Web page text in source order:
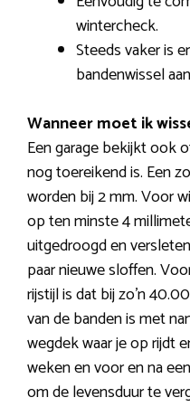
wintercheck.
Steeds vaker is
bandenwissel
Wanneer moet ik
Een garage bekijkt ook
nog toereikend is. Een
worden bij 2 mm. Voor
op ten minste 4
uitgedroogd en
paar nieuwe sloffen.
rijstijl is dat bij zo’n
van de banden is met
wegdek waar je op rijdt
weken en voor en na
om de levensduur te